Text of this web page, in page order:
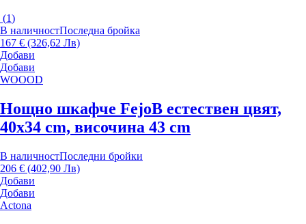
(1)
В наличностПоследна бройка
167 € (326,62 Лв)
Добави
Добави
WOOOD
Нощно шкафче FejoВ естествен цвят,
40x34 cm, височина 43 cm
В наличностПоследни бройки
206 € (402,90 Лв)
Добави
Добави
Actona